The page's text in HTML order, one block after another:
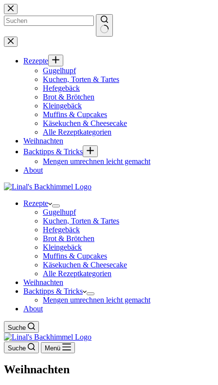
Zum
Inhalt
springen
Keine
Ergebnisse
Rezepte
Gugelhupf
Kuchen, Torten & Tartes
Hefegebäck
Brot & Brötchen
Kleingebäck
Muffins & Cupcakes
Käsekuchen & Cheesecake
Alle Rezeptkategorien
Weihnachten
Backtipps & Tricks
Mengen umrechnen leicht gemacht
About
Rezepte
Gugelhupf
Kuchen, Torten & Tartes
Hefegebäck
Brot & Brötchen
Kleingebäck
Muffins & Cupcakes
Käsekuchen & Cheesecake
Alle Rezeptkategorien
Weihnachten
Backtipps & Tricks
Mengen umrechnen leicht gemacht
About
Suche
Suche Menü
Weihnachten